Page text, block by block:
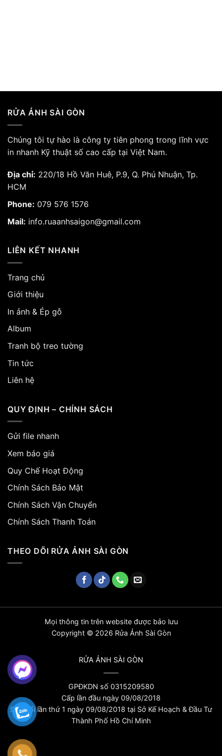
RỬA ẢNH SÀI GÒN
Chúng tôi tự hào là công ty tiên phong trong lĩnh vực
in nhanh Kỹ thuật số cao cấp tại Việt Nam.
Địa chỉ: 220/18 Hồ Văn Huê, P.9, Q. Phú Nhuận, Tp.
HCM
Phone: 079 576 1576
Mail: info.ruaanhsaigon@gmail.com
LIÊN KẾT NHANH
Trang chủ
Giới thiệu
In ảnh & Ép gỗ
Album
Tranh bộ treo tường
Tin tức
Liên hệ
QUY ĐỊNH – CHÍNH SÁCH
Gửi file nhanh
Xem báo giá
Quy Chế Hoạt Động
Chính Sách Bảo Mật
Chính Sách Vận Chuyển
Chính Sách Thanh Toán
THEO DÕI RỬA ẢNH SÀI GÒN
Mọi thông tin trên website được bảo lưu
Copyright © 2026 Rửa Ảnh Sài Gòn
RỬA ẢNH SÀI GÒN
GPĐKDN số 0315209580
Cấp lần đầu ngày 09/08/2018
Sửa đổi lần thứ 1 ngày 09/08/2018 tại Sở Kế Hoạch & Đầu Tư
Thành Phố Hồ Chí Minh